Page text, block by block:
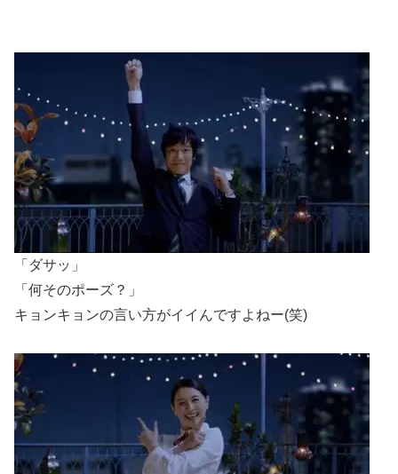
「ダサッ」
「何そのポーズ？」
キョンキョンの言い方がイイんですよねー(笑)